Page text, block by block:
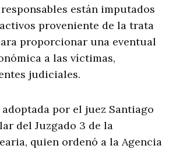
están imputados
proveniente de la trata
proporcionar una eventual
a las víctimas,
judiciales.
por el juez Santiago
del Juzgado 3 de la
quien ordenó a la Agencia